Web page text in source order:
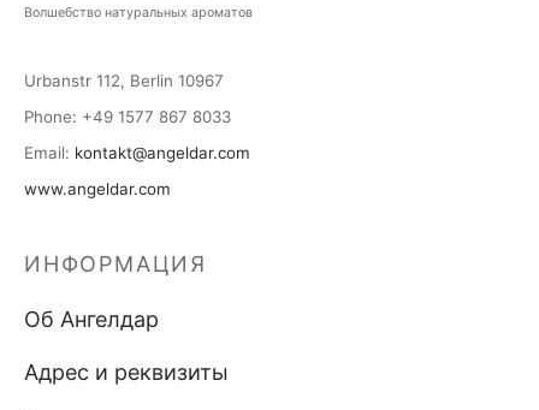
Волшебство натуральных ароматов
Urbanstr 112, Berlin 10967
Phone: +49 1577 867 8033
Email: kontakt@angeldar.com
www.angeldar.com
ИНФОРМАЦИЯ
Об Ангелдар
Адрес и реквизиты